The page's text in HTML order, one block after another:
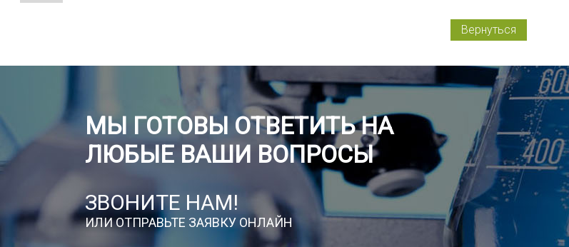
Вернуться
МЫ ГОТОВЫ ОТВЕТИТЬ НА
ЛЮБЫЕ ВАШИ ВОПРОСЫ
ЗВОНИТЕ НАМ!
ИЛИ ОТПРАВЬТЕ ЗАЯВКУ ОНЛАЙН